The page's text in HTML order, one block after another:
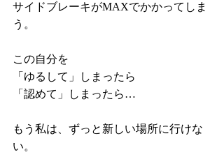
サイドブレーキがMAXでかかってしま
う。
この自分を
「ゆるして」しまったら
「認めて」しまったら…
もう私は、ずっと新しい場所に行けな
い。